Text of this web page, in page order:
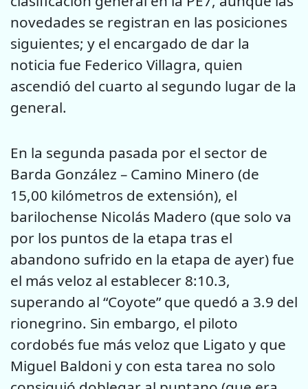
novedades se registran en las posiciones
siguientes; y el encargado de dar la
noticia fue Federico Villagra, quien
ascendió del cuarto al segundo lugar de la
general.
En la segunda pasada por el sector de
Barda González – Camino Minero (de
15,00 kilómetros de extensión), el
barilochense Nicolás Madero (que solo va
por los puntos de la etapa tras el
abandono sufrido en la etapa de ayer) fue
el más veloz al establecer 8:10.3,
superando al “Coyote” que quedó a 3.9 del
rionegrino. Sin embargo, el piloto
cordobés fue más veloz que Ligato y que
Miguel Baldoni y con esta tarea no solo